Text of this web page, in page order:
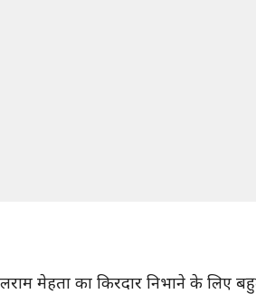
मेहता का किरदार निभाने के लिए